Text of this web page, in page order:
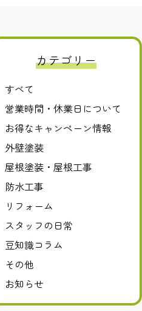
カテゴリー
すべて
営業時間・休業日について
お得なキャンペーン情報
外壁塗装
屋根塗装・屋根工事
防水工事
リフォーム
スタッフの日常
豆知識コラム
その他
お知らせ